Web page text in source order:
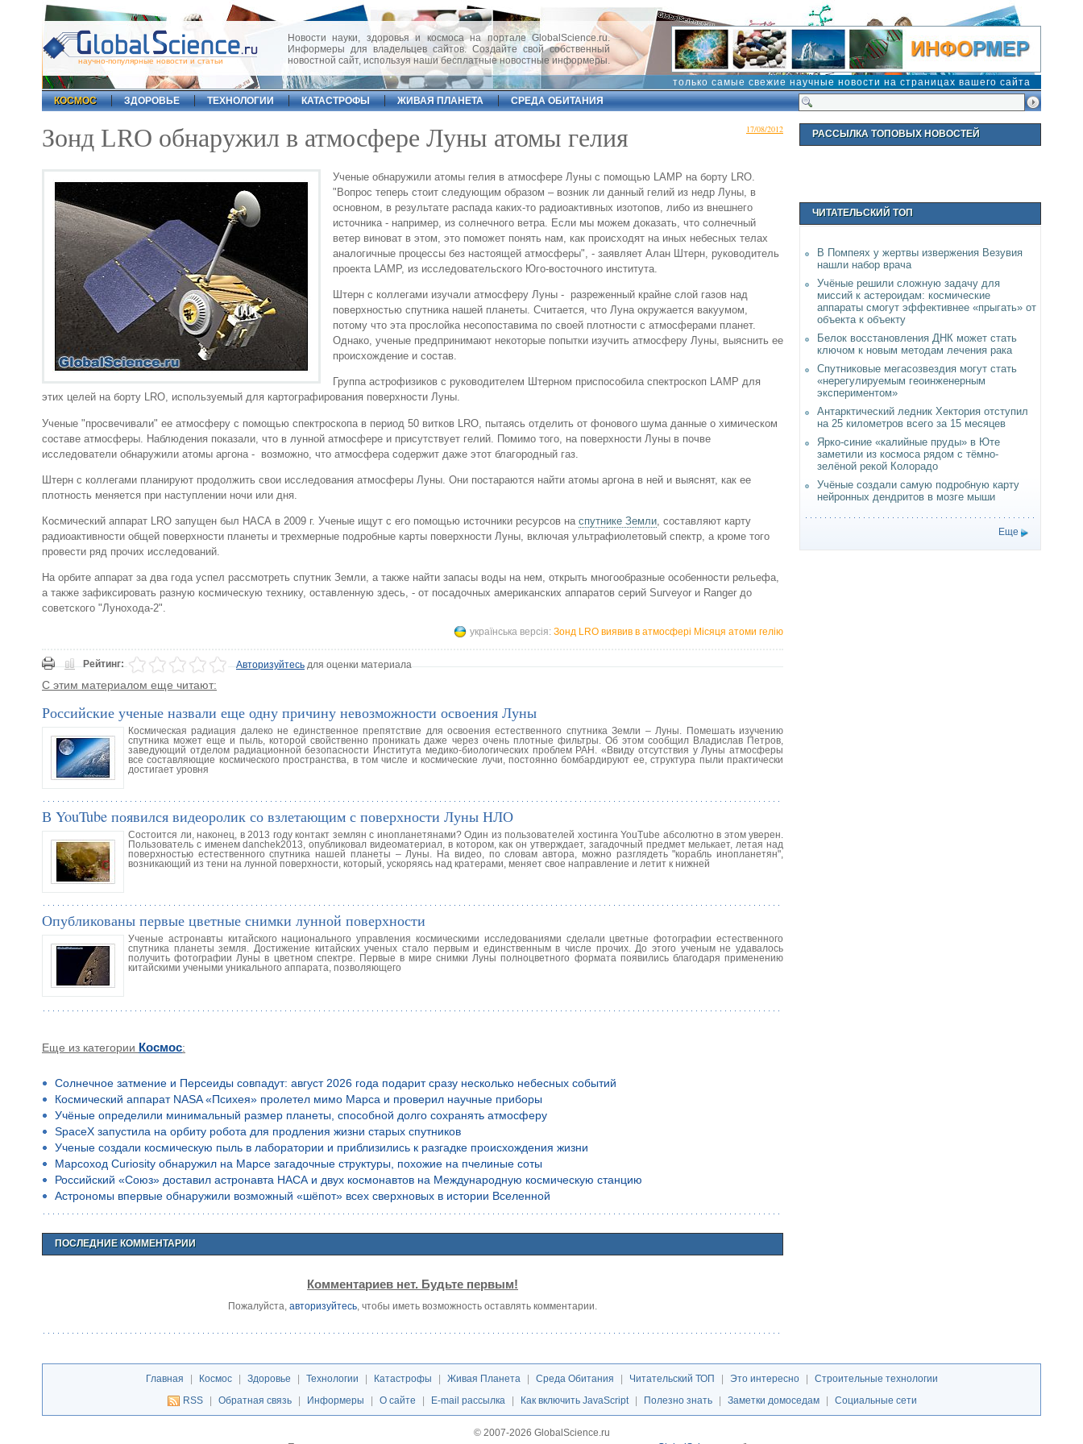
научно-популярные новости и статьи
Новости науки, здоровья и космоса на портале GlobalScience.ru.
Информеры для владельцев сайтов. Создайте свой собственный
новостной сайт, используя наши бесплатные новостные информеры.
только самые свежие научные новости на страницах вашего сайта
КОСМОС
ЗДОРОВЬЕ ТЕХНОЛОГИИ КАТАСТРОФЫ ЖИВАЯ ПЛАНЕТА СРЕДА ОБИТАНИЯ
17/08/2012
Зонд LRO обнаружил в атмосфере Луны атомы гелия
Ученые обнаружили атомы гелия в атмосфере Луны с помощью LAMP на борту LRO.
"Вопрос теперь стоит следующим образом – возник ли данный гелий из недр Луны, в
основном, в результате распада каких-то радиоактивных изотопов, либо из внешнего
источника - например, из солнечного ветра. Если мы можем доказать, что солнечный
ветер виноват в этом, это поможет понять нам, как происходят на иных небесных телах
аналогичные процессы без настоящей атмосферы", - заявляет Алан Штерн, руководитель
проекта LAMP, из исследовательского Юго-восточного института.
Штерн с коллегами изучали атмосферу Луны - разреженный крайне слой газов над
поверхностью спутника нашей планеты. Считается, что Луна окружается вакуумом,
потому что эта прослойка несопоставима по своей плотности с атмосферами планет.
Однако, ученые предпринимают некоторые попытки изучить атмосферу Луны, выяснить ее
происхождение и состав.
Группа астрофизиков с руководителем Штерном приспособила спектроскоп LAMP для
этих целей на борту LRO, используемый для картографирования поверхности Луны.
Ученые "просвечивали" ее атмосферу с помощью спектроскопа в период 50 витков LRO, пытаясь отделить от фонового шума данные о химическом
составе атмосферы. Наблюдения показали, что в лунной атмосфере и присутствует гелий. Помимо того, на поверхности Луны в почве
исследователи обнаружили атомы аргона - возможно, что атмосфера содержит даже этот благородный газ.
Штерн с коллегами планируют продолжить свои исследования атмосферы Луны. Они постараются найти атомы аргона в ней и выяснят, как ее
плотность меняется при наступлении ночи или дня.
Космический аппарат LRO запущен был НАСА в 2009 г. Ученые ищут с его помощью источники ресурсов на спутнике Земли , составляют карту
радиоактивности общей поверхности планеты и трехмерные подробные карты поверхности Луны, включая ультрафиолетовый спектр, а кроме того
провести ряд прочих исследований.
На орбите аппарат за два года успел рассмотреть спутник Земли, а также найти запасы воды на нем, открыть многообразные особенности рельефа,
а также зафиксировать разную космическую технику, оставленную здесь, - от посадочных американских аппаратов серий Surveyor и Ranger до
советского "Лунохода-2".
українська версія: Зонд LRO виявив в атмосфері Місяця атоми гелію
Рейтинг: Авторизуйтесьдля оценки материала
С этим материалом еще читают:
Российские ученые назвали еще одну причину невозможности освоения Луны
Космическая радиация далеко не единственное препятствие для освоения естественного спутника Земли – Луны. Помешать изучению
спутника может еще и пыль, которой свойственно проникать даже через очень плотные фильтры. Об этом сообщил Владислав Петров,
заведующий отделом радиационной безопасности Института медико-биологических проблем РАН. «Ввиду отсутствия у Луны атмосферы
все составляющие космического пространства, в том числе и космические лучи, постоянно бомбардируют ее, структура пыли практически
достигает уровня
В YouTube появился видеоролик со взлетающим с поверхности Луны НЛО
Состоится ли, наконец, в 2013 году контакт землян с инопланетянами? Один из пользователей хостинга YouTube абсолютно в этом уверен.
Пользователь с именем danchek2013, опубликовал видеоматериал, в котором, как он утверждает, загадочный предмет мелькает, летая над
поверхностью естественного спутника нашей планеты – Луны. На видео, по словам автора, можно разглядеть "корабль инопланетян",
возникающий из тени на лунной поверхности, который, ускоряясь над кратерами, меняет свое направление и летит к нижней
Опубликованы первые цветные снимки лунной поверхности
Ученые астронавты китайского национального управления космическими исследованиями сделали цветные фотографии естественного
спутника планеты земля. Достижение китайских ученых стало первым и единственным в числе прочих. До этого ученым не удавалось
получить фотографии Луны в цветном спектре. Первые в мире снимки Луны полноцветного формата появились благодаря применению
китайскими учеными уникального аппарата, позволяющего
Еще из категории Космос:
Солнечное затмение и Персеиды совпадут: август 2026 года подарит сразу несколько небесных событий
Космический аппарат NASA «Психея» пролетел мимо Марса и проверил научные приборы
Учёные определили минимальный размер планеты, способной долго сохранять атмосферу
SpaceX запустила на орбиту робота для продления жизни старых спутников
Ученые создали космическую пыль в лаборатории и приблизились к разгадке происхождения жизни
Марсоход Curiosity обнаружил на Марсе загадочные структуры, похожие на пчелиные соты
Российский «Союз» доставил астронавта НАСА и двух космонавтов на Международную космическую станцию
Астрономы впервые обнаружили возможный «шёпот» всех сверхновых в истории Вселенной
ПОСЛЕДНИЕ КОММЕНТАРИИ
Комментариев нет. Будьте первым!
Пожалуйста, авторизуйтесь, чтобы иметь возможность оставлять комментарии.
РАССЫЛКА ТОПОВЫХ НОВОСТЕЙ
ЧИТАТЕЛЬСКИЙ ТОП
В Помпеях у жертвы извержения Везувия
нашли набор врача
Учёные решили сложную задачу для
миссий к астероидам: космические
аппараты смогут эффективнее «прыгать» от
объекта к объекту
Белок восстановления ДНК может стать
ключом к новым методам лечения рака
Спутниковые мегасозвездия могут стать
«нерегулируемым геоинженерным
экспериментом»
Антарктический ледник Хектория отступил
на 25 километров всего за 15 месяцев
Ярко-синие «калийные пруды» в Юте
заметили из космоса рядом с тёмно-
зелёной рекой Колорадо
Учёные создали самую подробную карту
нейронных дендритов в мозге мыши
Еще
Главная Космос Здоровье Технологии Катастрофы Живая Планета Среда Обитания Читательский ТОП Это интересно
Строительные технологии
RSS
Обратная связь Информеры О сайте E-mail рассылка Как включить JavaScript Полезно знать Заметки домоседам Социальные сети
© 2007-2026 GlobalScience.ru